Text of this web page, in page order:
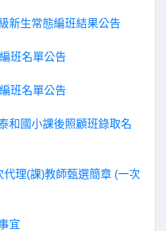
新生常態編班結果公告
班名單公告
班名單公告
和國小課後照顧班錄取名
理(課)教師甄選簡章 (一次
宜